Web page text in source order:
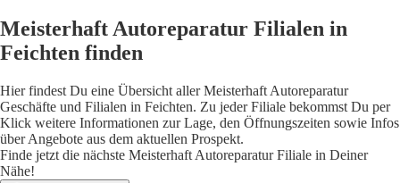
Meisterhaft Autoreparatur Filialen in
Feichten finden
Hier findest Du eine Übersicht aller Meisterhaft Autoreparatur
Geschäfte und Filialen in Feichten. Zu jeder Filiale bekommst Du per
Klick weitere Informationen zur Lage, den Öffnungszeiten sowie Infos
über Angebote aus dem aktuellen Prospekt.
Finde jetzt die nächste Meisterhaft Autoreparatur Filiale in Deiner
Nähe!